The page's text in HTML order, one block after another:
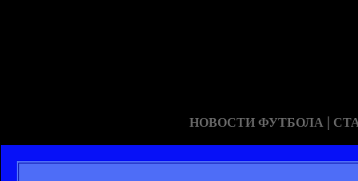
НОВОСТИ ФУТБОЛА |